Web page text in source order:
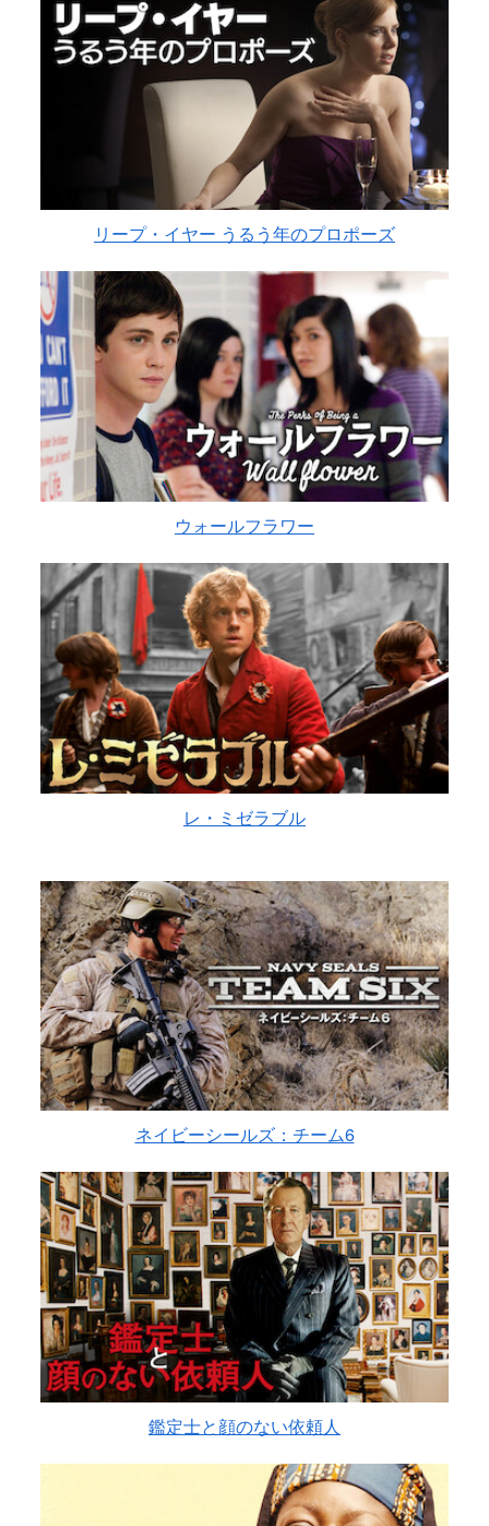
リープ・イヤー うるう年のプロポーズ
ウォールフラワー
レ・ミゼラブル
ネイビーシールズ：チーム6
鑑定士と顔のない依頼人